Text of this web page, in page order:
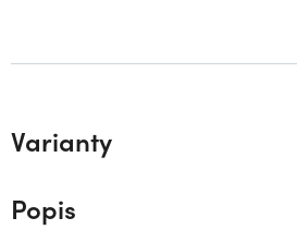
Varianty
Popis